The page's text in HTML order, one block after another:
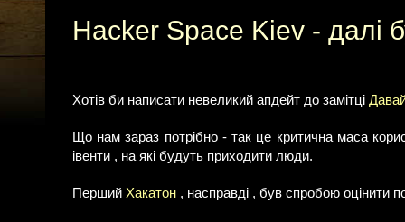
Hacker Space Kiev - далі
Хотів би написати невеликий апдейт до замітці
Що нам зараз потрібно - так це критична маса
івенти , на які будуть приходити люди.
Перший Хакатон , насправді , був спробою оцінити